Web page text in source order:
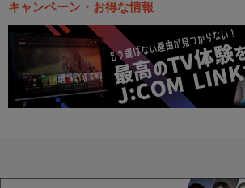
キャンペーン・お得な情報